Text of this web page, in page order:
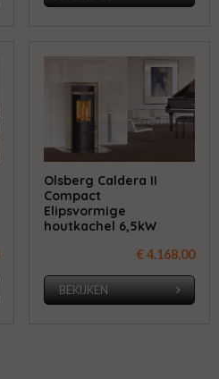
Olsberg Caldera II
Compact
Elipsvormige
houtkachel 6,5kW
€ 4.168,00
BEKIJKEN